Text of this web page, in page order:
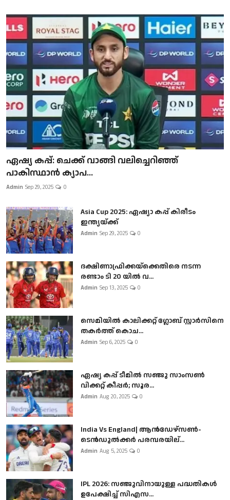
ഏഷ്യ കപ്പ്: ചെക്ക് വാങ്ങി വലിച്ചെറിഞ്ഞ്
പാകിസ്ഥാൻ ക്യാപ...
Admin Sep 29, 2025 0
Asia Cup 2025: ഏഷ്യാ കപ്പ് കിരീടം
ഇന്ത്യയ്ക്ക്
Admin Sep 29, 2025 0
ദക്ഷിണാഫ്രിക്കയ്‌ക്കെതിരെ നടന്ന
രണ്ടാം ടി 20 യിൽ വ...
Admin Sep 13, 2025 0
സെമിയിൽ കാലിക്കറ്റ് ഗ്ലോബ് സ്റ്റാർസിനെ
തകർത്ത് കൊച...
Admin Sep 6, 2025 0
ഏഷ്യ കപ്പ് ടീമിൽ സഞ്ജു സാംസൺ
വിക്കറ്റ് കീപ്പർ; സൂര...
Admin Aug 20, 2025 0
India Vs England| ആൻഡേഴ്സൺ-
ടെൻഡുല്‍ക്കർ പരമ്പരയില്...
Admin Aug 5, 2025 0
IPL 2026: സഞ്ജുവിനായുള്ള പദ്ധതികൾ
ഉപേക്ഷിച്ച് സിഎസ...